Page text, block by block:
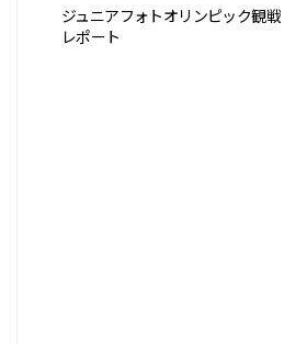
ジュニアフォトオリンピック観戦
レポート